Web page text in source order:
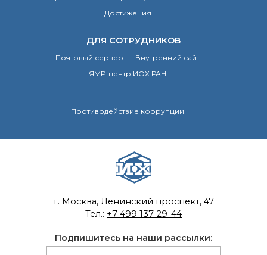
Достижения
ДЛЯ СОТРУДНИКОВ
Почтовый сервер
Внутренний сайт
ЯМР-центр ИОХ РАН
Противодействие коррупции
г. Москва, Ленинский проспект, 47
Тел.: +7 499 137-29-44
Подпишитесь на наши рассылки: